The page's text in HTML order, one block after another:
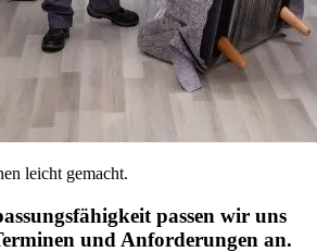
leicht gemacht.
passen wir uns
und Anforderungen an.